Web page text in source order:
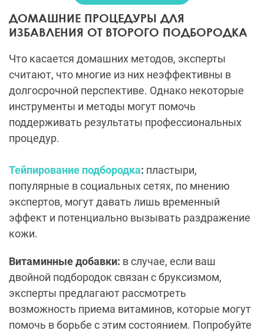
ДОМАШНИЕ ПРОЦЕДУРЫ ДЛЯ
ИЗБАВЛЕНИЯ ОТ ВТОРОГО ПОДБОРОДКА
Что касается домашних методов, эксперты
считают, что многие из них неэффективны в
долгосрочной перспективе. Однако некоторые
инструменты и методы могут помочь
поддерживать результаты профессиональных
процедур.
Тейпирование подбородка: пластыри,
популярные в социальных сетях, по мнению
экспертов, могут давать лишь временный
эффект и потенциально вызывать раздражение
кожи.
Витаминные добавки: в случае, если ваш
двойной подбородок связан с бруксизмом,
эксперты предлагают рассмотреть
возможность приема витаминов, которые могут
помочь в борьбе с этим состоянием. Попробуйте